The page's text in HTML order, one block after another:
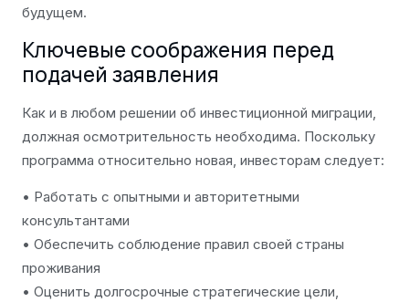
будущем.
Ключевые соображения перед
подачей заявления
Как и в любом решении об инвестиционной миграции,
должная осмотрительность необходима. Поскольку
программа относительно новая, инвесторам следует:
• Работать с опытными и авторитетными
консультантами
• Обеспечить соблюдение правил своей страны
проживания
• Оценить долгосрочные стратегические цели,